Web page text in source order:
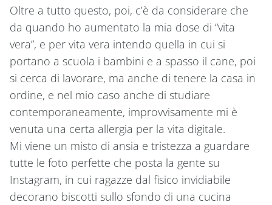
Oltre a tutto questo, poi, c’è da considerare che
da quando ho aumentato la mia dose di “vita
vera”, e per vita vera intendo quella in cui si
portano a scuola i bambini e a spasso il cane, poi
si cerca di lavorare, ma anche di tenere la casa in
ordine, e nel mio caso anche di studiare
contemporaneamente, improvvisamente mi è
venuta una certa allergia per la vita digitale.
Mi viene un misto di ansia e tristezza a guardare
tutte le foto perfette che posta la gente su
Instagram, in cui ragazze dal fisico invidiabile
decorano biscotti sullo sfondo di una cucina